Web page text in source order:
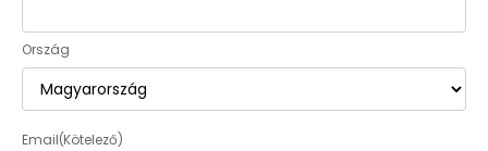
Ország
Email(Kötelező)